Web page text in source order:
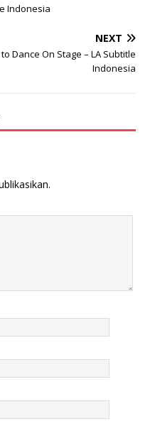
Indonesia
NEXT
Dance On Stage – LA Subtitle
Indonesia